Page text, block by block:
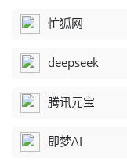
忙狐网
deepseek
腾讯元宝
即梦AI